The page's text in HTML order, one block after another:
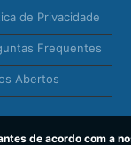
de Privacidade
Frequentes
Abertos
de acordo com a